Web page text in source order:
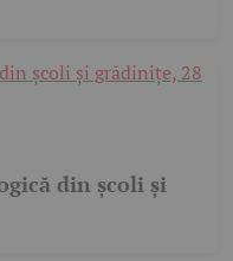
din şcoli şi